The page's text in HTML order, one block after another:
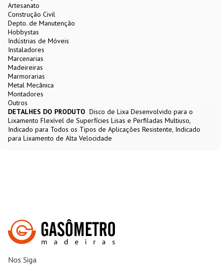
Artesanato
Construção Civil
Depto. de Manutenção
Hobbystas
Indústrias de Móveis
Instaladores
Marcenarias
Madeireiras
Marmorarias
Metal Mecânica
Montadores
Outros
DETALHES DO PRODUTO Disco de Lixa Desenvolvido para o
Lixamento Flexível de Superfícies Lisas e Perfiladas Multiuso,
Indicado para Todos os Tipos de Aplicações Resistente, Indicado
para Lixamento de Alta Velocidade
Nos Siga